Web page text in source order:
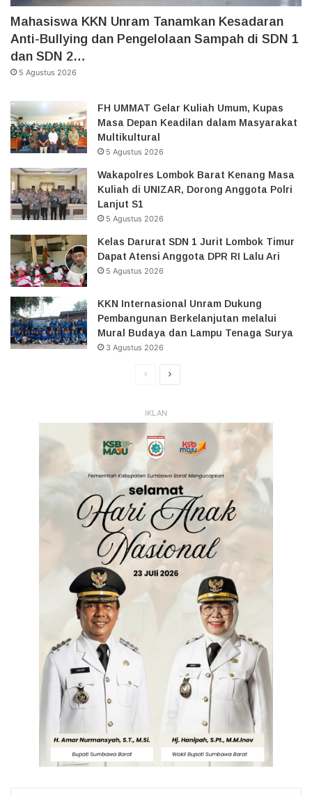
Mahasiswa KKN Unram Tanamkan Kesadaran
Anti-Bullying dan Pengelolaan Sampah di SDN 1
dan SDN 2…
5 Agustus 2026
FH UMMAT Gelar Kuliah Umum, Kupas
Masa Depan Keadilan dalam Masyarakat
Multikultural
5 Agustus 2026
Wakapolres Lombok Barat Kenang Masa
Kuliah di UNIZAR, Dorong Anggota Polri
Lanjut S1
5 Agustus 2026
Kelas Darurat SDN 1 Jurit Lombok Timur
Dapat Atensi Anggota DPR RI Lalu Ari
5 Agustus 2026
KKN Internasional Unram Dukung
Pembangunan Berkelanjutan melalui
Mural Budaya dan Lampu Tenaga Surya
3 Agustus 2026
HalamanHalaman
IKLAN